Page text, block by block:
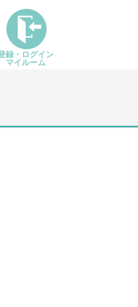
録・ログイン
マイルーム